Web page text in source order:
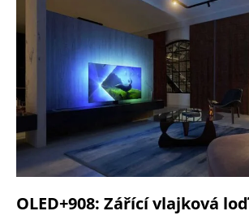
OLED+908: Zářící vlajková loď